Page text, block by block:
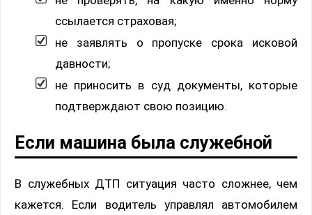
ссылается страховая;
не заявлять о пропуске срока исковой
давности;
не приносить в суд документы, которые
подтверждают свою позицию.
Если машина была служебной
В служебных ДТП ситуация часто сложнее, чем
кажется. Если водитель управлял автомобилем